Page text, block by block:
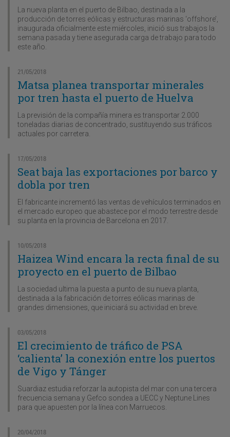
La nueva planta en el puerto de Bilbao, destinada a la
producción de torres eólicas y estructuras marinas ‘offshore’,
inaugurada oficialmente este miércoles, inició sus trabajos la
semana pasada y tiene asegurada carga de trabajo para todo
este año.
21/05/2018
Matsa planea transportar minerales
por tren hasta el puerto de Huelva
La previsión de la compañía minera es transportar 2.000
toneladas diarias de concentrado, sustituyendo sus tráficos
actuales por carretera.
17/05/2018
Seat baja las exportaciones por barco y
dobla por tren
El fabricante incrementó las ventas de vehículos terminados en
el mercado europeo que abastece por el modo terrestre desde
su planta en la provincia de Barcelona en 2017.
10/05/2018
Haizea Wind encara la recta final de su
proyecto en el puerto de Bilbao
La sociedad ultima la puesta a punto de su nueva planta,
destinada a la fabricación de torres eólicas marinas de
grandes dimensiones, que iniciará su actividad en breve.
03/05/2018
El crecimiento de tráfico de PSA
‘calienta’ la conexión entre los puertos
de Vigo y Tánger
Suardiaz estudia reforzar la autopista del mar con una tercera
frecuencia semana y Gefco sondea a UECC y Neptune Lines
para que apuesten por la línea con Marruecos.
20/04/2018